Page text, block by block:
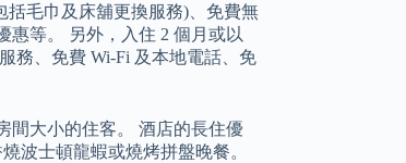
毛巾及床舖更換服務)、免費無
惠等。 另外，入住 2 個月或以
務、免費 Wi-Fi 及本地電話、免
間大小的住客。 酒店的長住優
波士頓龍蝦或燒烤拼盤晚餐。